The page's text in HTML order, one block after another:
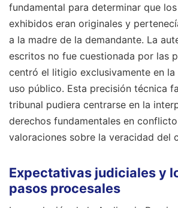
fundamental para determinar que
exhibidos eran originales y
a la madre de la demandante. La
escritos no fue cuestionada por las
centró el litigio exclusivamente en la
uso público. Esta precisión técnica
tribunal pudiera centrarse en la
derechos fundamentales en
valoraciones sobre la veracidad del
Expectativas judiciales y
pasos procesales